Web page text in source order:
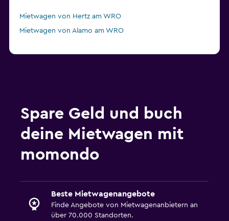
Mietwagen von Hertz am WRO
Mietwagen von Alamo am WRO
Spare Geld und buch
deine Mietwagen mit
momondo
Beste Mietwagenangebote
Finde Angebote von Mietwagenanbietern an
über 70.000 Standorten.